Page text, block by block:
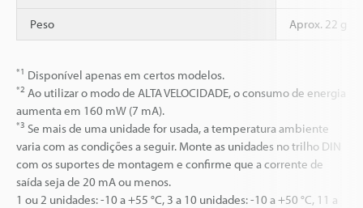
Peso Aprox. 22 g
*1 Disponível apenas em certos modelos.
*2 Ao utilizar o modo de ALTA VELOCIDADE, o consumo de energia
aumenta em 160 mW (7 mA).
*3 Se mais de uma unidade for usada, a temperatura ambiente
varia com as condições a seguir. Monte as unidades no trilho DIN
com os suportes de montagem e confirme que a corrente de
saída seja de 20 mA ou menos.
1 ou 2 unidades: -10 a +55 °C, 3 a 10 unidades: -10 a +50 °C, 11 a